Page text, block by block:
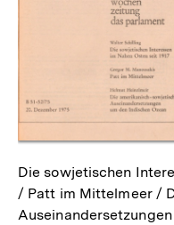
Die sowjetischen
/ Patt im Mittelmeer /